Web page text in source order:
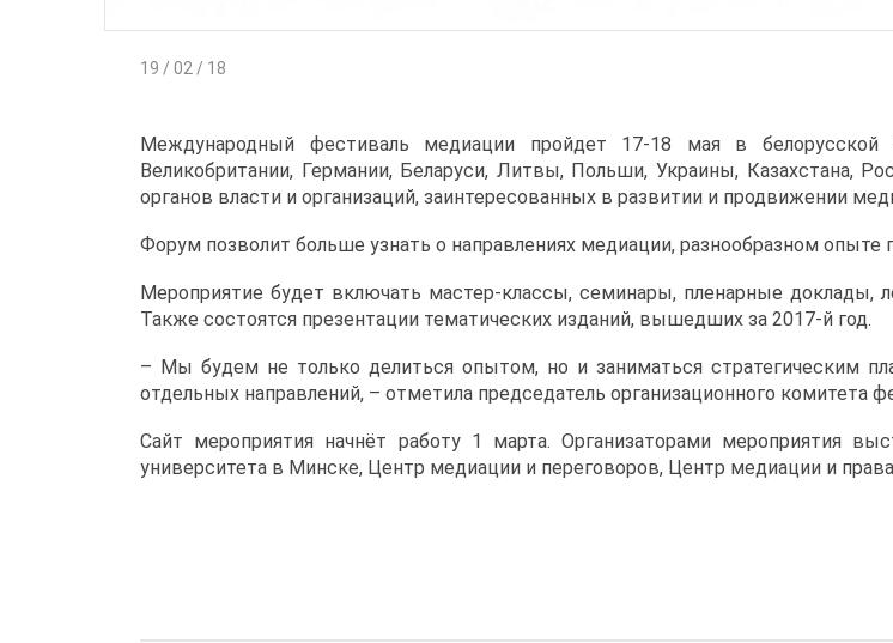
19 / 02 / 18
Международный фестиваль медиации пройдет 17-18 мая в
Великобритании, Германии, Беларуси, Литвы, Польши, Украины, Казахстана,
органов власти и организаций, заинтересованных в развитии и продвижении
Форум позволит больше узнать о направлениях медиации, разнообразном
Мероприятие будет включать мастер-классы, семинары, пленарные доклады,
Также состоятся презентации тематических изданий, вышедших за 2017-й год.
– Мы будем не только делиться опытом, но и заниматься стратегическим
отдельных направлений, – отметила председатель организационного комитета
Сайт мероприятия начнёт работу 1 марта. Организаторами мероприятия
университета в Минске, Центр медиации и переговоров, Центр медиации и